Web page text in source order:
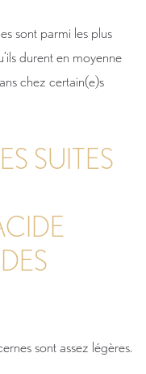
sont parmi les plus
durent en moyenne
chez certain(e)s
SUITES
sont assez légères.